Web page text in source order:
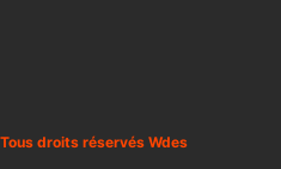
droits réservés Wdes